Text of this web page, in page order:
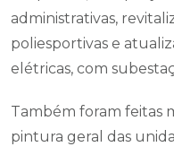
administrativas,
poliesportivas e
elétricas, com
Também foram feitas
pintura geral das